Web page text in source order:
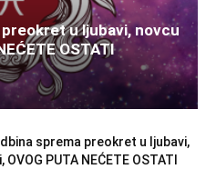
preokret u ljubavi, novcu
OSTATI
sprema preokret u ljubavi,
PUTA NEĆETE OSTATI